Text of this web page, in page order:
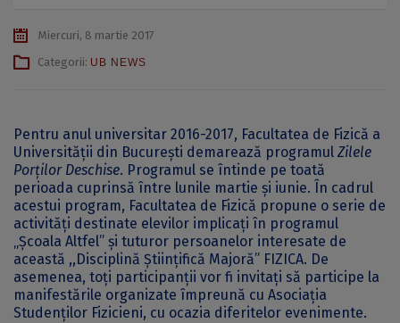
Miercuri, 8 martie 2017
Categorii: UB NEWS
Pentru anul universitar 2016-2017, Facultatea de Fizică a
Universității din București demarează programul Zilele
Porților Deschise. Programul se întinde pe toată
perioada cuprinsă între lunile martie și iunie. În cadrul
acestui program, Facultatea de Fizică propune o serie de
activități destinate elevilor implicați în programul
„Școala Altfel” şi tuturor persoanelor interesate de
această ,,Disciplină Ştiinţifică Majoră” FIZICA. De
asemenea, toți participanții vor fi invitați să participe la
manifestările organizate împreună cu Asociația
Studenților Fizicieni, cu ocazia diferitelor evenimente.